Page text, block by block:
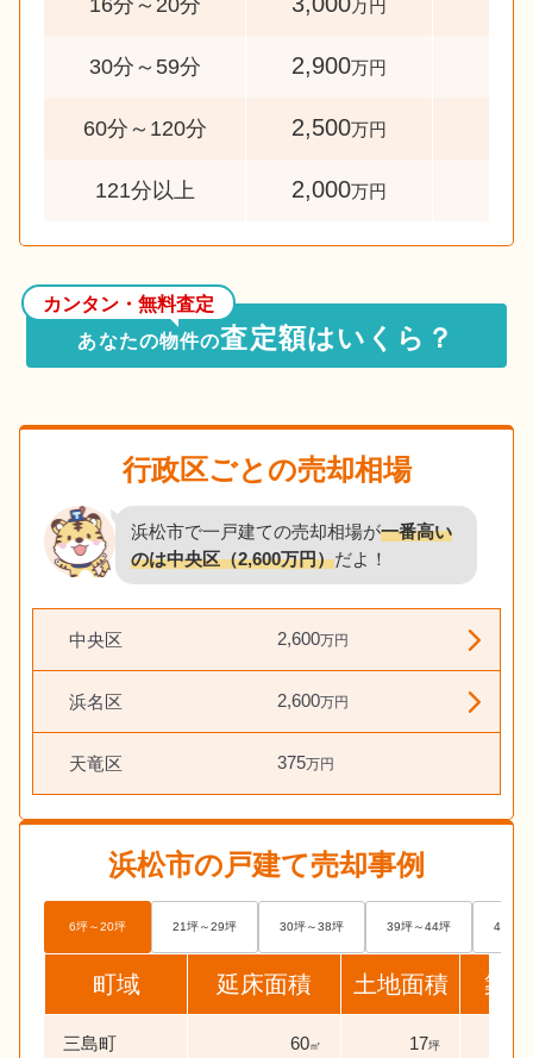
16分～20分 万円
30分～59分 2,900万円
60分～120分 2,500万円
121分以上 2,000万円
カンタン・無料査定
あなたの物件の査定額はいくら？
行政区ごとの売却相場
浜松市で一戸建ての売却相場が一番高い
のは中央区（2,600万円）だよ！
中央区 2,600万円
浜名区 2,600万円
天竜区 375万円
浜松市の戸建て売却事例
6坪～20坪 21坪～29坪 30坪～38坪 39坪～44坪 45坪
町域 延床面積 土地面積 築
三島町 60㎡ 17坪